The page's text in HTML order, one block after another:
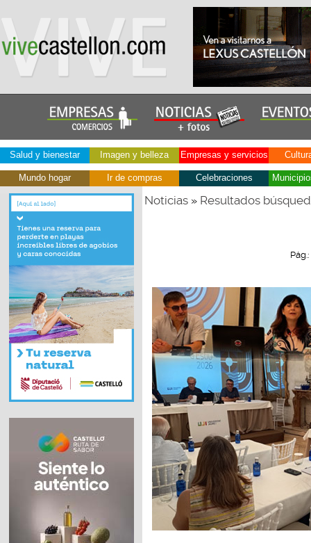
Salud y bienestar Imagen y belleza Empresas y servicios
Mundo hogar Ir de compras Celebraciones
Noticias» Resultados
Pág.: